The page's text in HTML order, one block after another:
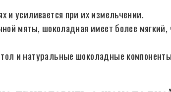
и усиливается при их измельчении.
мяты, шоколадная имеет более мягкий,
и натуральные шоколадные